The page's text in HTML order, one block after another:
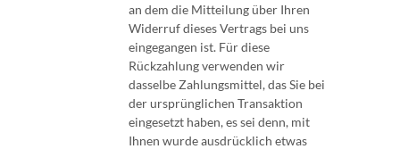
an dem die Mitteilung über Ihren
Widerruf dieses Vertrags bei uns
eingegangen ist. Für diese
Rückzahlung verwenden wir
dasselbe Zahlungsmittel, das Sie bei
der ursprünglichen Transaktion
eingesetzt haben, es sei denn, mit
Ihnen wurde ausdrücklich etwas